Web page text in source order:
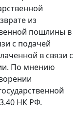
из
пошлины в
с подачей
в связи с
По мнению
НК РФ.